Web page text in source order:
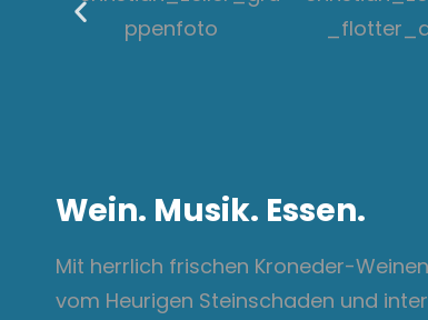
Wein. Musik. Essen.
Mit herrlich frischen Kroneder-
vom Heurigen Steinschaden und